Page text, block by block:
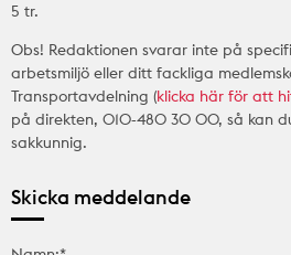
5 tr.
Obs! Redaktionen svarar inte på
arbetsmiljö eller ditt fackliga
Transportavdelning (klicka här för att
på direkten, 010-480 30 00, så kan
sakkunnig.
Skicka meddelande